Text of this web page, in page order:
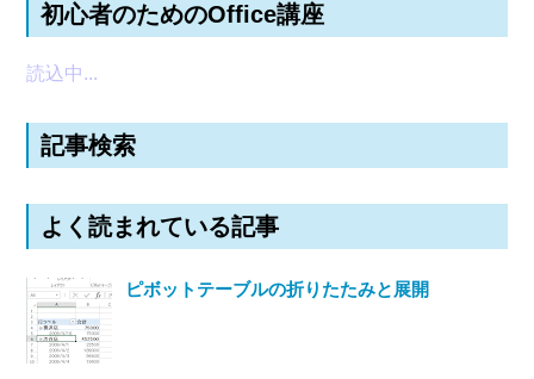
初心者のためのOffice講座
読込中...
記事検索
よく読まれている記事
ピボットテーブルの折りたたみと展開